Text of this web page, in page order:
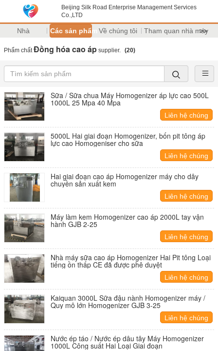
Beijing Silk Road Enterprise Management Services
Co.,LTD
Nhà Các sản phẩm Về chúng tôi Tham quan nhà máy
>>
Phẩm chấtĐồng hóa cao áp supplier. (20)
Sữa / Sữa chua Máy Homogenizer áp lực cao 500L
1000L 25 Mpa 40 Mpa
Liên hệ chúng
tôi
5000L Hai giai đoạn Homogenizer, bốn pit tông áp
lực cao Homogeniser cho sữa
Liên hệ chúng
tôi
Hai giai đoạn cao áp Homogenizer máy cho dây
chuyền sản xuất kem
Liên hệ chúng
tôi
Máy làm kem Homogenizer cao áp 2000L tay vận
hành GJB 2-25
Liên hệ chúng
tôi
Nhà máy sữa cao áp Homogenizer Hai Pit tông Loại
tiếng ồn thấp CE đã được phê duyệt
Liên hệ chúng
tôi
Kaiquan 3000L Sữa đậu nành Homogenizer máy /
Quy mô lớn Homogenizer GJB 3-25
Liên hệ chúng
tôi
Nước ép táo / Nước ép dâu tây Máy Homogenizer
1000L Công suất Hai Loại Giai đoạn